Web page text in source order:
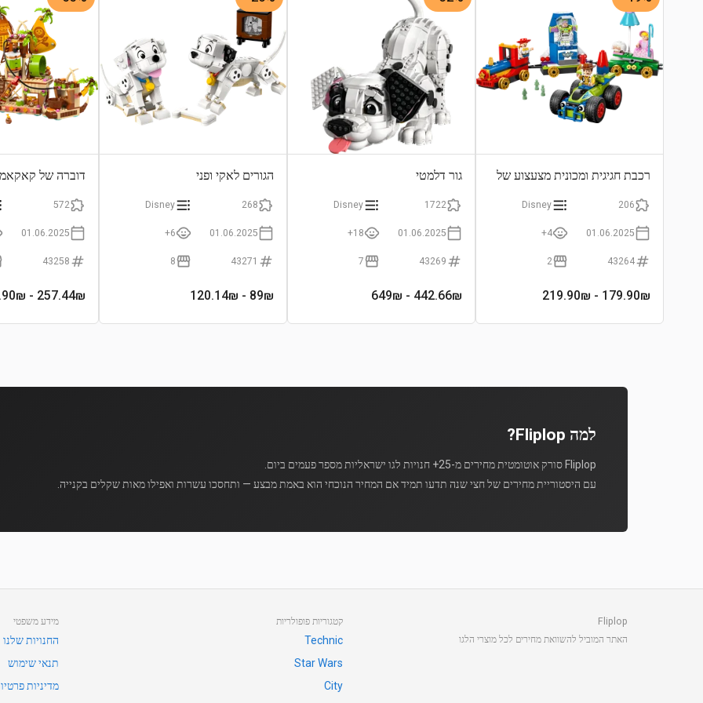
רכבת חגיגית ומכונית מצעצוע של
206
Disney
01.06.2025
4+
43264
2
179.90₪
- 219.90₪
גור דלמטי
1722
Disney
01.06.2025
18+
43269
7
442.66₪
- 649₪
הגורים לאקי ופני
268
Disney
01.06.2025
6+
43271
8
89₪
- 120.14₪
דוברה של
572
01.06.2025
43258
257.44₪
- 569.90₪
למה Fliplop?
Fliplop סורק אוטומטית מחירים מ-25+ חנויות לגו ישראליות מספר פעמים ביום.
עם היסטוריית מחירים של חצי שנה תדעו תמיד אם המחיר הנוכחי הוא באמת מבצע — ותחסכו עשרות ואפילו מאות שקלים בקנייה.
Fliplop
האתר המוביל להשוואת מחירים לכל מוצרי הלגו
קטגוריות פופולריות
Technic
Star Wars
City
מידע משפטי
החנויות שלנו
תנאי שימוש
מדיניות